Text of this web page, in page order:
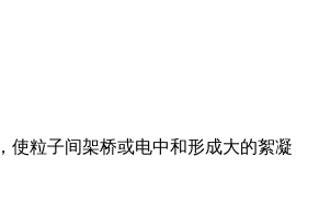
使粒子间架桥或电中和形成大的絮凝